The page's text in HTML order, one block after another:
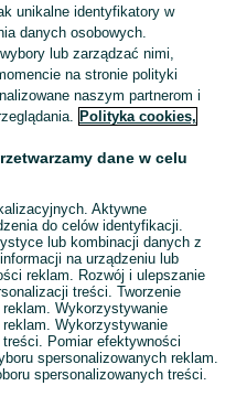
Zobacz
unikalne identyfikatory w
danych osobowych.
lub zarządzać nimi,
na stronie polityki
naszym partnerom i
Polityka cookies,
dane w celu
Aktywne
do celów identyfikacji.
lub kombinacji danych z
na urządzeniu lub
reklam. Rozwój i ulepszanie
treści. Tworzenie
Wykorzystywanie
Wykorzystywanie
Pomiar efektywności
spersonalizowanych reklam.
spersonalizowanych treści.